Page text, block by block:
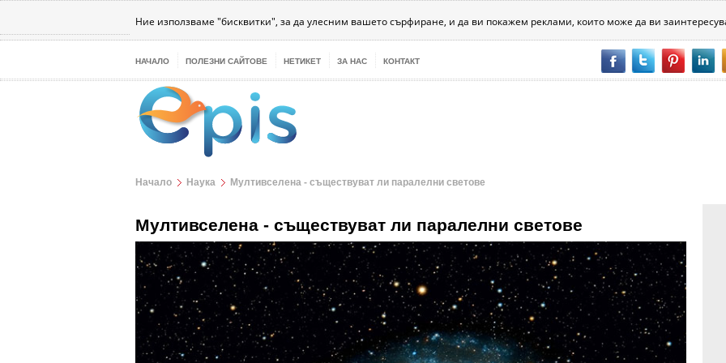
Ние използваме "бисквитки", за да улесним вашето сърфиране, и да ви покажем реклами, които може да ви
НАЧАЛО ПОЛЕЗНИ САЙТОВЕ НЕТИКЕТ ЗА НАС КОНТАКТ
Бизнес Интернет Здраве Психология
Начало Наука Мултивселена - съществуват ли паралелни светове
Мултивселена - съществуват ли паралелни светове